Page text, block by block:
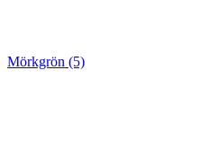
Mörkgrön (5)